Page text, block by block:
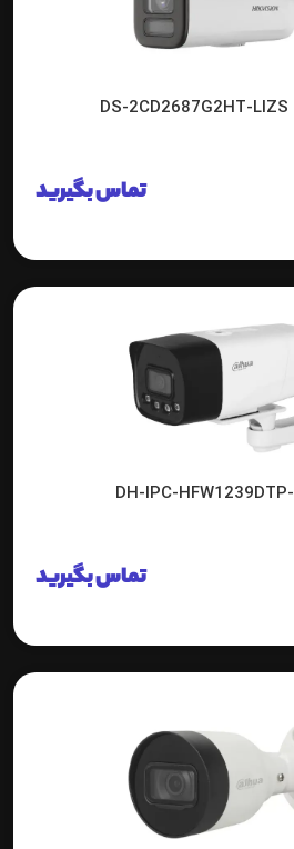
تماس بگیرید
تماس بگیرید